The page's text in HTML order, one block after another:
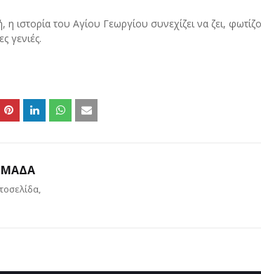
ιστορία του Αγίου Γεωργίου συνεχίζει να ζει,
γενιές.